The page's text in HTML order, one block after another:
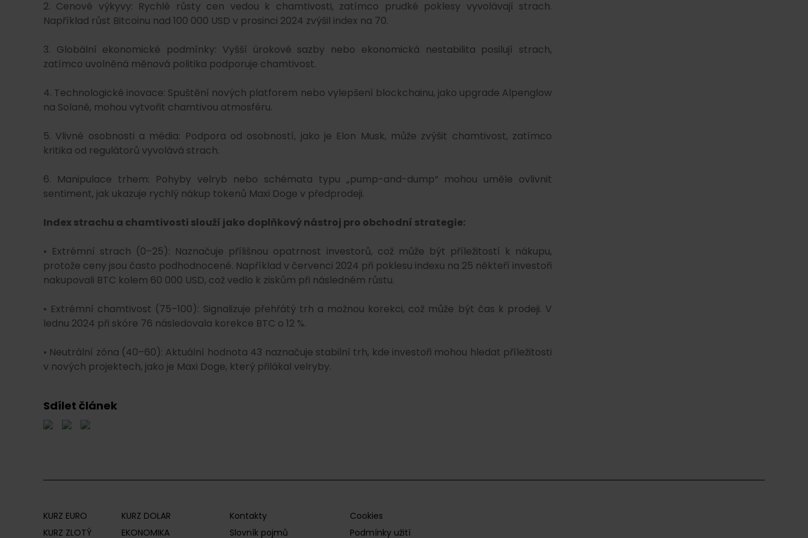
2. Cenové výkyvy: Rychlé růsty cen vedou k chamtivosti, zatímco prudké poklesy vyvolávají strach.
Například růst Bitcoinu nad 100 000 USD v prosinci 2024 zvýšil index na 70.
3. Globální ekonomické podmínky: Vyšší úrokové sazby nebo ekonomická nestabilita posilují strach,
zatímco uvolněná měnová politika podporuje chamtivost.
4. Technologické inovace: Spuštění nových platforem nebo vylepšení blockchainu, jako upgrade Alpenglow
na Solaně, mohou vytvořit chamtivou atmosféru.
5. Vlivné osobnosti a média: Podpora od osobností, jako je Elon Musk, může zvýšit chamtivost, zatímco
kritika od regulátorů vyvolává strach.
6. Manipulace trhem: Pohyby velryb nebo schémata typu „pump-and-dump“ mohou uměle ovlivnit
sentiment, jak ukazuje rychlý nákup tokenů Maxi Doge v předprodeji.
Index strachu a chamtivosti slouží jako doplňkový nástroj pro obchodní strategie:
• Extrémní strach (0–25): Naznačuje přílišnou opatrnost investorů, což může být příležitostí k nákupu,
protože ceny jsou často podhodnocené. Například v červenci 2024 při poklesu indexu na 25 někteří investoři
nakupovali BTC kolem 60 000 USD, což vedlo k ziskům při následném růstu.
• Extrémní chamtivost (75–100): Signalizuje přehřátý trh a možnou korekci, což může být čas k prodeji. V
lednu 2024 při skóre 76 následovala korekce BTC o 12 %.
• Neutrální zóna (40–60): Aktuální hodnota 43 naznačuje stabilní trh, kde investoři mohou hledat příležitosti
v nových projektech, jako je Maxi Doge, který přilákal velryby.
Sdílet článek
KURZ EURO
KURZ DOLAR
KURZ ZLOTÝ
EKONOMIKA
Kontakty
Cookies
Slovník pojmů
Podmínky užití